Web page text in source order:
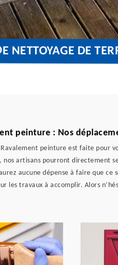
NETTOYAGE DE
peinture : Nos
Ravalement peinture est faite pour
nos artisans pourront directement
aucune dépense à faire que
les travaux à accomplir. Alors